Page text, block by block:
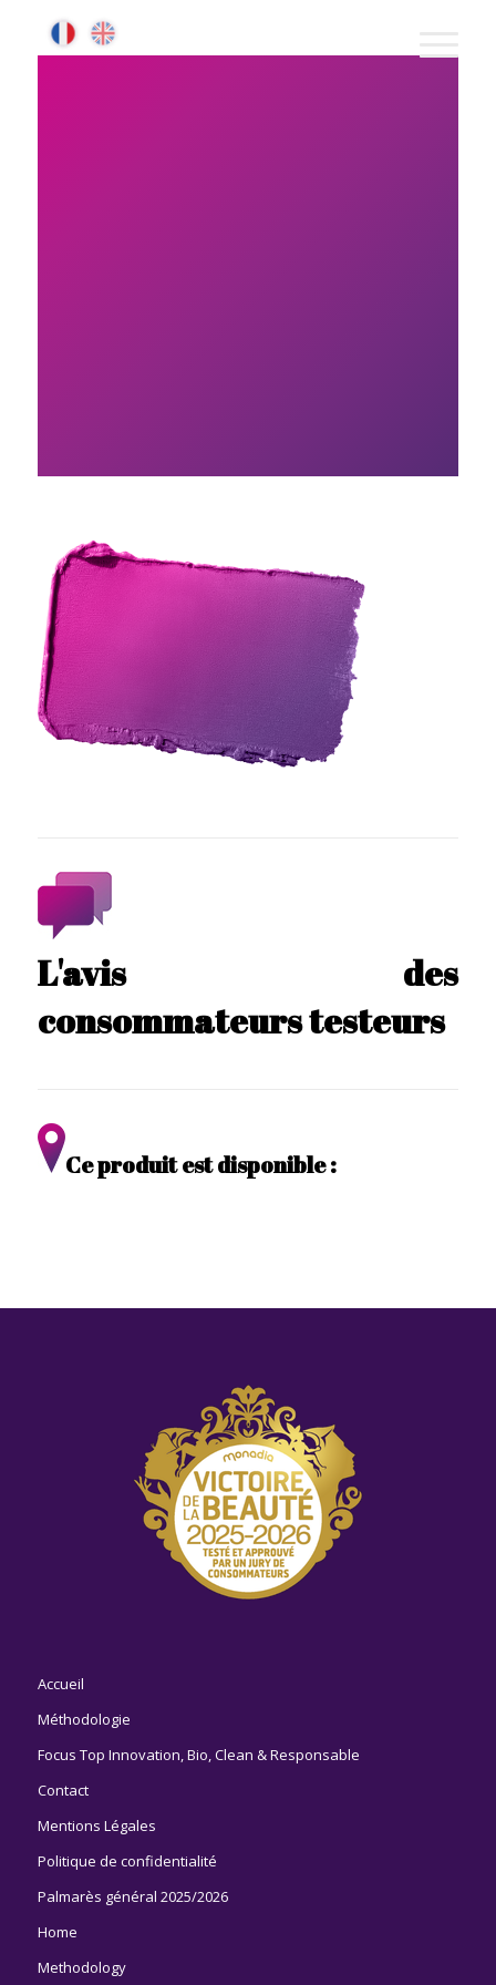
L'avis des
consommateurs testeurs
Ce produit est disponible :
Accueil
Méthodologie
Focus Top Innovation, Bio, Clean & Responsable
Contact
Mentions Légales
Politique de confidentialité
Palmarès général 2025/2026
Home
Methodology